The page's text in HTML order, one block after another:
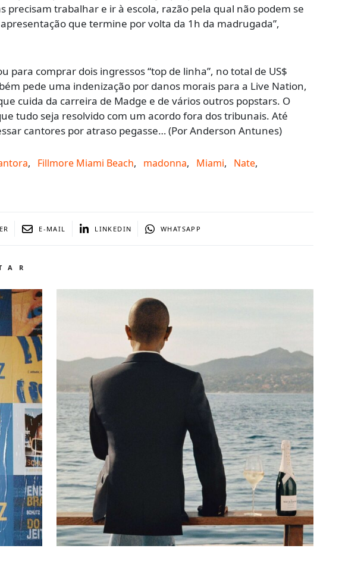
precisam trabalhar e ir à escola, razão pela qual não podem se
que termine por volta da 1h da madrugada”,
para comprar dois ingressos “top de linha”, no total de US$
pede uma indenização por danos morais para a Live Nation,
cuida da carreira de Madge e de vários outros popstars. O
tudo seja resolvido com um acordo fora dos tribunais. Até
cantores por atraso pegasse… (Por Anderson Antunes)
, Fillmore Miami Beach, madonna, Miami, Nate,
E-MAIL LINKEDIN WHATSAPP